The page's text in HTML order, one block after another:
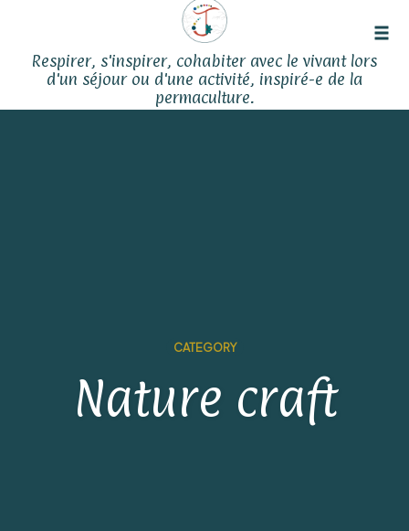
Respirer, s'inspirer, cohabiter avec le vivant lors
d'un séjour ou d'une activité, inspiré-e de la
permaculture.
CATEGORY
Nature craft